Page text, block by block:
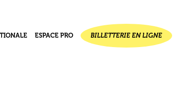
plateaux
ESPACE PRO BILLETTERIE EN LIGNE